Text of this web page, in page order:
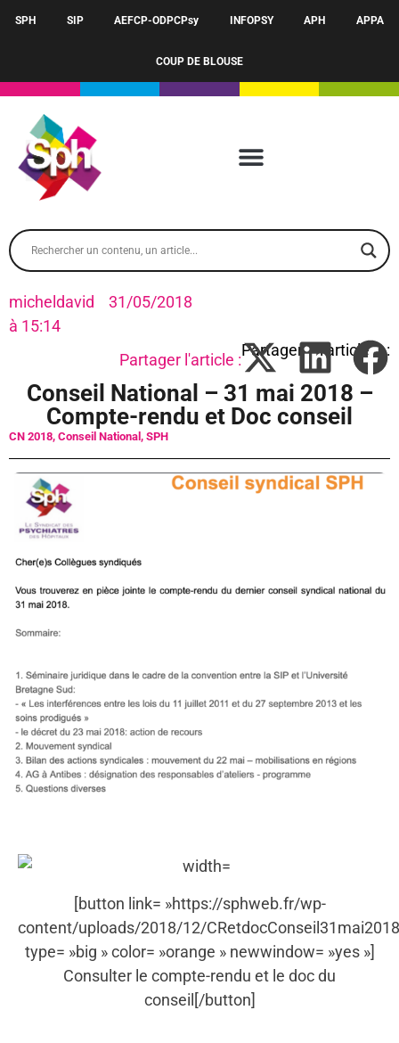
SPH SIP AEFCP-ODPCPsy INFOPSY APH APPA
COUP DE BLOUSE
micheldavid
31/05/2018
à 15:14
Partager l'article :
Conseil National – 31 mai 2018 –
Compte-rendu et Doc conseil
CN 2018, Conseil National , SPH
[button link= »https://sphweb.fr/wp-
content/uploads/2018/12/
type= »big » color= »orange » newwindow= »yes »]
Consulter le compte-rendu et le doc du
conseil[/button]